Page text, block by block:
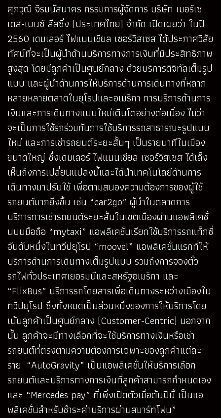
ศุภวุฒิ จิรมนัสนาคร กรรมการผู้จัดการ บริษัท เมอร์เซ
เดส-เบนซ์ ลีสซิ่ง (ประเทศไทย) จำกัด เปิดเผยว่า ในปี
2560 เดมเลอร์ ไฟแนนเชียล เซอร์วิสเซส ได้ประกาศวิสัย
ทัศน์ที่จะเป็นผู้นำด้านบริการทางการเงินที่มีประสิทธิภาพ
สูงสุด โดยมีลูกค้าเป็นศูนย์กลาง ด้วยบริการดิจิทัลเต็มรูป
แบบ และผู้นำด้านการให้บริการด้านการเดินทางที่หลาก
หลายหลายตลาดในยุโรปและอเมริกา การบริการด้านการ
เงินและการเดินทางแบบใหม่เติบโตอย่างต่อเนื่อง ไม่ว่า
จะเป็นการใช้รถร่วมกันการใช้บริการรถสาธารณะรูปแบบ
ใหม่ และการเช่ารถยนต์ระยะสั้นๆ เป็นรายนาทีในเมือง
ขนาดใหญ่ ซึ่งเดมเลอร์ ไฟแนนเชียล เซอร์วิสเซส ได้เล็ง
เห็นถึงการเปลี่ยนแปลงนี้และได้นำเทคโนโลยีด้านการ
เดินทางมาปรับใช้ เพื่อตามสนองความต้องการของผู้ใช้
รถยนต์มากยิ่งขึ้น เช่น “car2go” ผู้นำในตลาดการ
บริการการเช่ารถยนต์ระยะสั้นในเขตเมืองผ่านแอพลิเคชั่
นบนมือถือ “mytaxi” แอพลิเคชั่นเรียกใช้บริการรถแท็กซี่
อันดับหนึ่งในทวีปยุโรป “moovel” แอพลิเคชั่นแรกที่ให้
บริการด้านการเดินทางเต็มรูปแบบ รวมถึงการจองตั๋ว
รถไฟทั่วประเทศเยอรมนีและสหรัฐอเมริกา และ
“FlixBus” บริการรถโดยสารเพื่อเดินทางระหว่างเมืองใน
ทวีปยุโรป ซึ่งทั้งหมดเป็นส่วนหนึ่งของการให้บริการโดย
เน้นลูกค้าเป็นศูนย์กลาง (Customer-Centric) นอกจาก
นั้น ลูกค้าจะมีทางเลือกที่จะใช้บริการทางเงินหรือเช่า
รถยนต์ที่ตรงตามความต้องการเฉพาะของลูกค้าแต่ละ
ราย “AutoGravity” เป็นแอพลิเคชั่นให้บริการเลือก
รถยนต์และบริการทางการเงินที่ลูกค้าสามารถกำหนดเอง
และ “Mercedes pay” ที่เพิ่งเปิดตัวเมื่อต้นปีนี้ เป็นแอ
พลิเคชั่นสำหรับชำระค่าบริการผ่านสมาร์ทโฟน”